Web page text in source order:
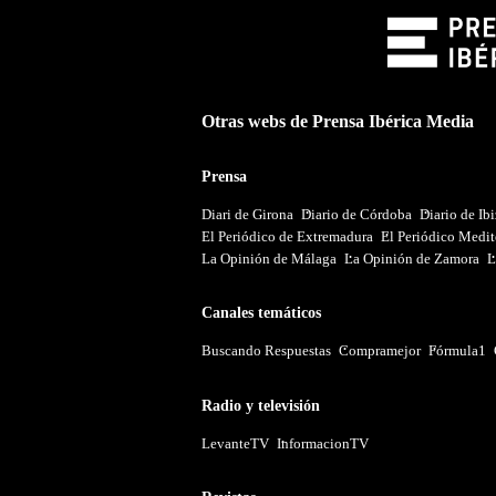
Otras webs de Prensa Ibérica Media
Prensa
Diari de Girona Diario de Córdoba Diario de
El Periódico de Extremadura El Periódico
La Opinión de Málaga La Opinión de Zamora
Canales temáticos
Buscando Respuestas Compramejor Fórmula1
Radio y televisión
LevanteTV InformacionTV